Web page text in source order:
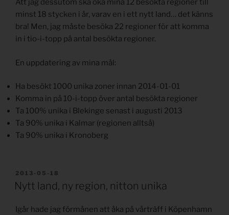
Att jag dessutom ska öka mina 12 besökta regioner till
minst 18 stycken i år, varav en i ett nytt land… det känns
bra! Men, jag måste besöka 22 regioner för att komma
in i tio-i-topp på antal besökta regioner.
En uppdatering av mina mål:
Ha besökt 1000 unika zoner innan 2014-01-01
Komma in på 10-i-topp över antal besökta regioner
Ta 100% unika i Blekinge senast i augusti 2013
Ta 90% unika i Kalmar (regionen alltså)
Ta 90% unika i Kronoberg
PUBLICERAT
2013-05-18
Nytt land, ny region, nitton unika
Igår hade jag förmånen att åka på vårträff i Köpenhamn